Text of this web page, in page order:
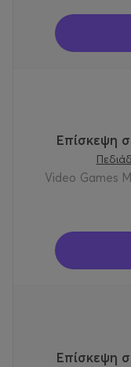
Επίσκεψη
Video Games
Επίσκεψη